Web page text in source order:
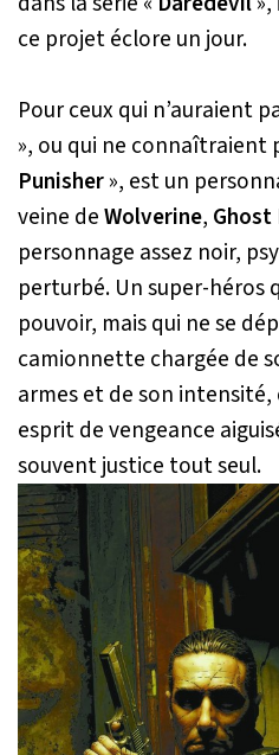
ce projet éclore un jour.
Pour ceux qui n’auraient
», ou qui ne connaîtraient
Punisher», est un
veine deWolverine, Ghost
personnage assez noir,
perturbé. Un super-héros
pouvoir, mais qui ne se
camionnette chargée de
armes et de son intensité,
esprit de vengeance
souvent justice tout seul.